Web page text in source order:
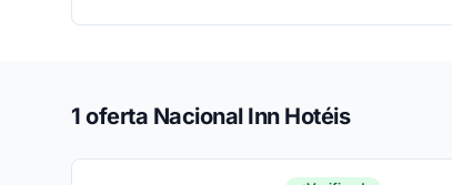
1 oferta Nacional Inn Hotéis